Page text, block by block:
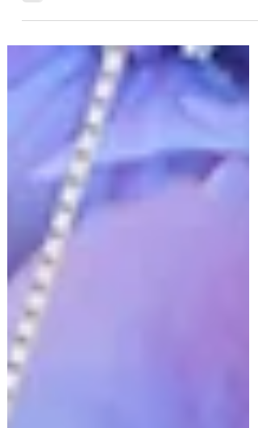
母様、お祖母様から形見として受け継がれた、またはプ
レゼントでいただいたという思い出のお品かもしれませ
番がある一方で、最近はジュエリーケースに待機したま
ま眠っていたりということはありませんか？ イヤリン
グですと、外出先でなくさないかと気になったり、長時
めなのが、「パールのイヤリングをピアスにリフォー
ム」✨ ピアスにすることで、安心して長時間身につけ
ることができ、デザインも軽やかすっきりオシャレ度ア
ップして、身につける機会も増えることでしょう😊✨
■一番人気シンプルな一粒ピアス 一番人気のシンプル
な一粒ピアスです。長く愛用できるアイテムに✨ ■ダ
ントの可愛らしいデザイン✨耳元に上品さ華やかさをプ
やさしく揺れる今っぽフックタイプはいかが✨ ■お洒
落な